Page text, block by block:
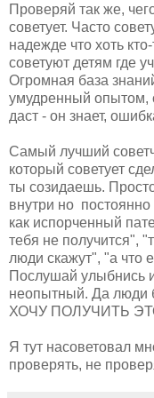
Проверяй так же,
советует. Часто
надежде что хоть
советуют детям где
Огромная база
умудренный опытом,
даст - он знает,
Самый лучший
который советует
ты созидаешь.
внутри но постоянно
как испорченный
тебя не получится",
люди скажут", "а что
Послушай улыбнись
неопытный. Да люди
ХОЧУ ПОЛУЧИТЬ
Я тут насоветовал
проверять, не